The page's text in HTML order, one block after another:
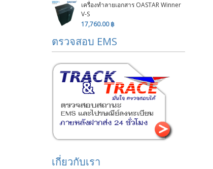
เครื่องทำลายเอกสาร OASTAR Winner
V-S
17,760.00 ฿
ตรวจสอบ EMS
เกี่ยวกับเรา